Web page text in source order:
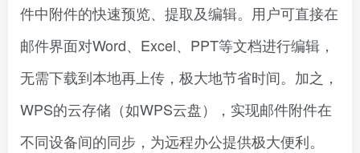
件中附件的快速预览、提取及编辑。用户可直接在
邮件界面对Word、Excel、PPT等文档进行编辑，
无需下载到本地再上传，极大地节省时间。加之，
WPS的云存储（如WPS云盘），实现邮件附件在
不同设备间的同步，为远程办公提供极大便利。